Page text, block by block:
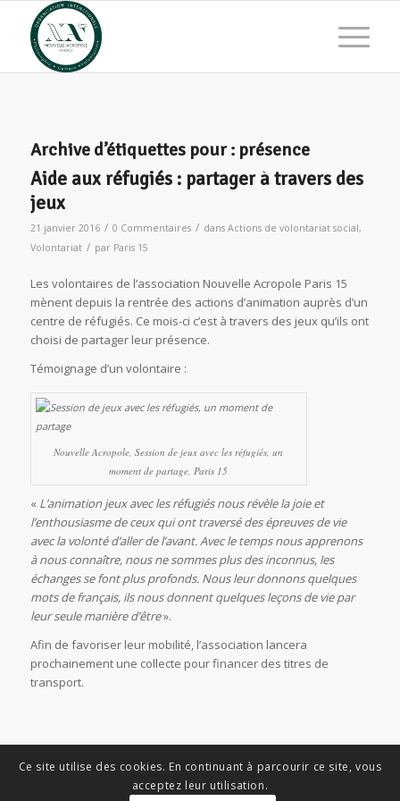
Archive d’étiquettes pour : présence
Aide aux réfugiés : partager à travers des
jeux
21 janvier 2016 / 0 Commentaires / dans Actions de volontariat social,
Volontariat / par Paris 15
Les volontaires de l’association Nouvelle Acropole Paris 15
mènent depuis la rentrée des actions d’animation auprès d’un
centre de réfugiés. Ce mois-ci c’est à travers des jeux qu’ils ont
choisi de partager leur présence.
Témoignage d’un volontaire :
Nouvelle Acropole, Session de jeux avec les réfugiés, un
moment de partage, Paris 15
« L’animation jeux avec les réfugiés nous révèle la joie et
l’enthousiasme de ceux qui ont traversé des épreuves de vie
avec la volonté d’aller de l’avant. Avec le temps nous apprenons
à nous connaître, nous ne sommes plus des inconnus, les
échanges se font plus profonds. Nous leur donnons quelques
mots de français, ils nous donnent quelques leçons de vie par
leur seule manière d’être».
Afin de favoriser leur mobilité, l’association lancera
prochainement une collecte pour financer des titres de
transport.
Ce site utilise des cookies. En continuant à parcourir ce site, vous
acceptez leur utilisation.